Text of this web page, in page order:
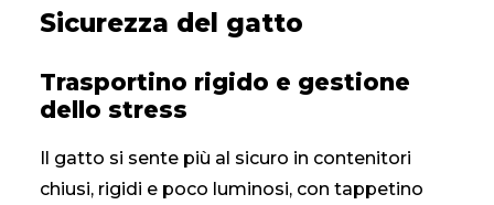
Sicurezza del gatto
Trasportino rigido e gestione
dello stress
Il gatto si sente più al sicuro in contenitori
chiusi, rigidi e poco luminosi, con tappetino